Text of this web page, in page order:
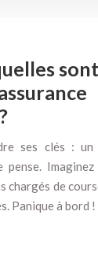
ses clés : un
pense.
chargés de
Panique à bord